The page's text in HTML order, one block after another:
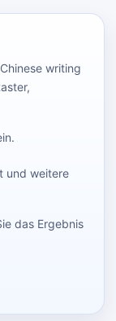
writing
und weitere
das Ergebnis